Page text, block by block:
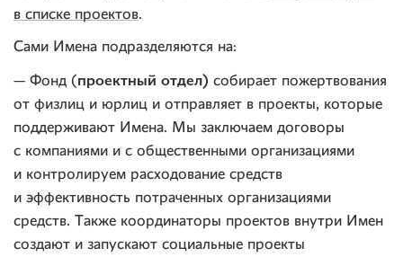
в списке проектов.
Сами Имена подразделяются на:
— Фонд (проектный отдел) собирает пожертвования
от физлиц и юрлиц и отправляет в проекты, которые
поддерживают Имена. Мы заключаем договоры
с компаниями и с общественными организациями
и контролируем расходование средств
и эффективность потраченных организациями
средств. Также координаторы проектов внутри Имен
создают и запускают социальные проекты